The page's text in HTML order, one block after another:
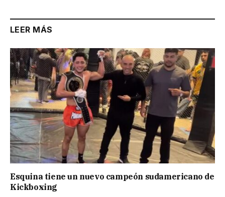
LEER MÁS
Esquina tiene un nuevo campeón sudamericano de
Kickboxing